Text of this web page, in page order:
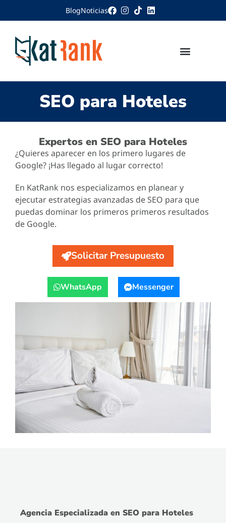
BlogNoticias
SEO para Hoteles
Expertos en SEO para Hoteles
¿Quieres aparecer en los primero lugares de
Google? ¡Has llegado al lugar correcto!
En KatRank nos especializamos en planear y
ejecutar estrategias avanzadas de SEO para que
puedas dominar los primeros primeros resultados
de Google.
Solicitar Presupuesto
WhatsApp Messenger
Agencia Especializada en SEO para Hoteles